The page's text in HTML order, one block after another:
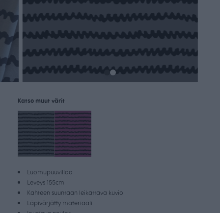
Luomupuuvillaa
Leveys 155cm
Kahteen suuntaan leikattava kuvio
Läpivärjätty materiaali
Katso muut värit